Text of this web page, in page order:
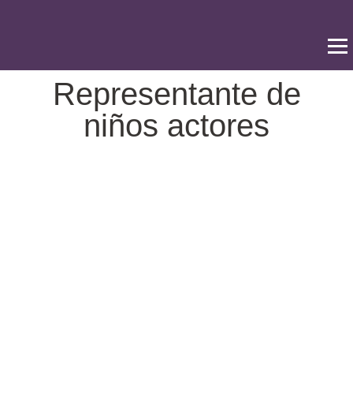
Representante de
niños actores